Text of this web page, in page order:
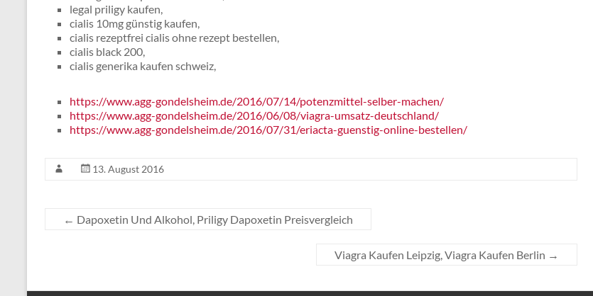
legal priligy kaufen,
cialis 10mg günstig kaufen,
cialis rezeptfrei cialis ohne rezept bestellen,
cialis black 200,
cialis generika kaufen schweiz,
https://www.agg-gondelsheim.de/2016/07/14/potenzmittel-selber-machen/
https://www.agg-gondelsheim.de/2016/06/08/viagra-umsatz-deutschland/
https://www.agg-gondelsheim.de/2016/07/31/eriacta-guenstig-online-bestellen/
13. August 2016
← Dapoxetin Und Alkohol, Priligy Dapoxetin Preisvergleich
Viagra Kaufen Leipzig, Viagra Kaufen Berlin →